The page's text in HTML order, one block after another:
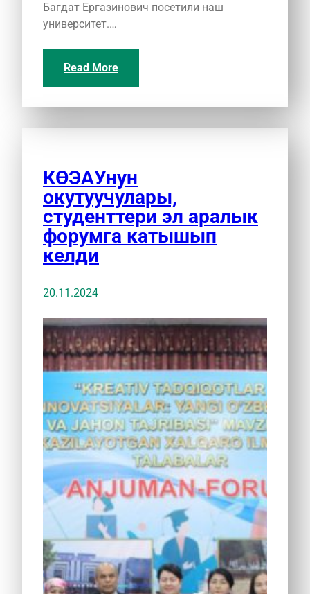
Багдат Ергазинович посетили наш
университет.…
Read More
КӨЭАУнун
окутуучулары,
студенттери эл аралык
форумга катышып
келди
20.11.2024